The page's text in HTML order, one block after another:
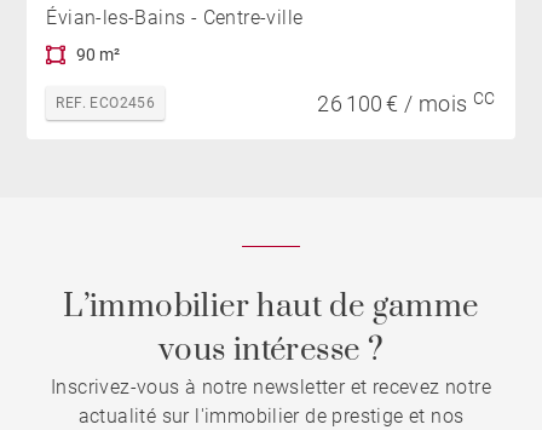
Évian-les-Bains - Centre-ville
90 m²
REF. ECO2456 26 100 € / mois CC
L’immobilier haut de gamme
vous intéresse ?
Inscrivez-vous à notre newsletter et recevez notre
actualité sur l'immobilier de prestige et nos